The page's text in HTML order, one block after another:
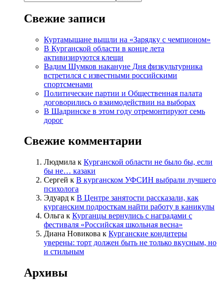
Свежие записи
Куртамышане вышли на «Зарядку с чемпионом»
В Курганской области в конце лета
активизируются клещи
Вадим Шумков накануне Дня физкультурника
встретился с известными российскими
спортсменами
Политические партии и Общественная палата
договорились о взаимодействии на выборах
В Шадринске в этом году отремонтируют семь
дорог
Свежие комментарии
Людмила к Курганской области не было бы, если
бы не… казаки
Сергей к В курганском УФСИН выбрали лучшего
психолога
Эдуард к В Центре занятости рассказали, как
курганским подросткам найти работу в каникулы
Ольга к Курганцы вернулись с наградами с
фестиваля «Российская школьная весна»
Диана Новикова к Курганские кондитеры
уверены: торт должен быть не только вкусным, но
и стильным
Архивы